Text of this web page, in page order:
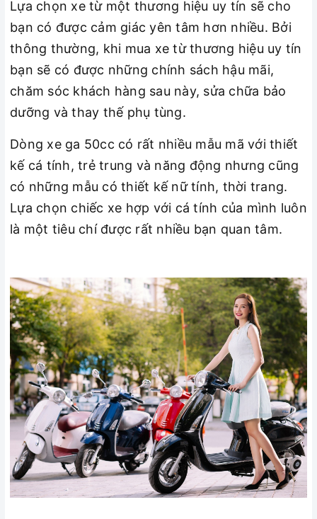
Lựa chọn xe từ một thương hiệu uy tín sẽ cho
bạn có được cảm giác yên tâm hơn nhiều. Bởi
thông thường, khi mua xe từ thương hiệu uy tín
bạn sẽ có được những chính sách hậu mãi,
chăm sóc khách hàng sau này, sửa chữa bảo
dưỡng và thay thế phụ tùng.
Dòng xe ga 50cc có rất nhiều mẫu mã với thiết
kế cá tính, trẻ trung và năng động nhưng cũng
có những mẫu có thiết kế nữ tính, thời trang.
Lựa chọn chiếc xe hợp với cá tính của mình luôn
là một tiêu chí được rất nhiều bạn quan tâm.